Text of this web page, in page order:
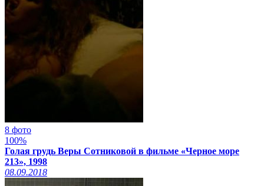
8 фото
100%
Голая грудь Веры Сотниковой в фильме «Черное море
213», 1998
08.09.2018